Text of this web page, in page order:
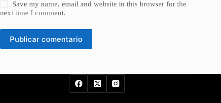
Save my name, email and website in this browser for the
next time I comment.
Publicar comentario